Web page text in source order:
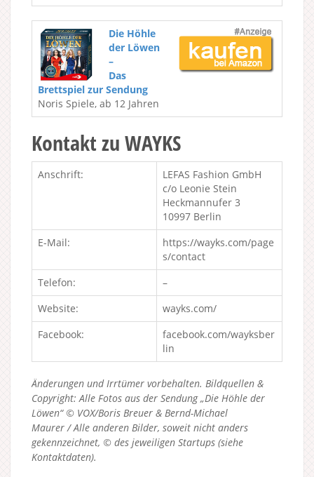
Die Höhle
der Löwen
–
Das
Brettspiel zur Sendung
Noris Spiele, ab 12 Jahren
Kontakt zu WAYKS
Anschrift:
LEFAS Fashion GmbH
c/o Leonie Stein
Heckmannufer 3
10997 Berlin
E-Mail:
https://wayks.com/page
s/contact
Telefon:
–
Website:
wayks.com/
Facebook:
facebook.com/wayksber
lin
Änderungen und Irrtümer vorbehalten. Bildquellen &
Copyright: Alle Fotos aus der Sendung „Die Höhle der
Löwen“ © VOX/Boris Breuer & Bernd-Michael
Maurer / Alle anderen Bilder, soweit nicht anders
gekennzeichnet, © des jeweiligen Startups (siehe
Kontaktdaten).